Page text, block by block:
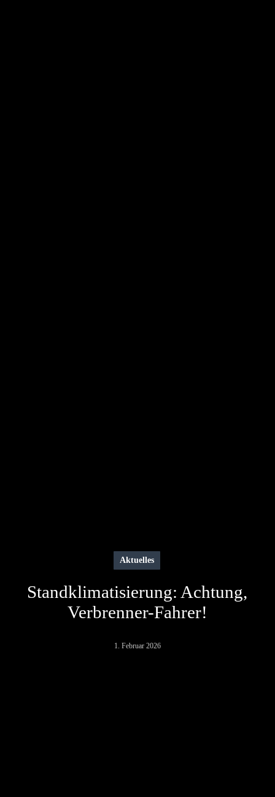
Aktuelles
Standklimatisierung: Achtung,
Verbrenner-Fahrer!
1. Februar 2026